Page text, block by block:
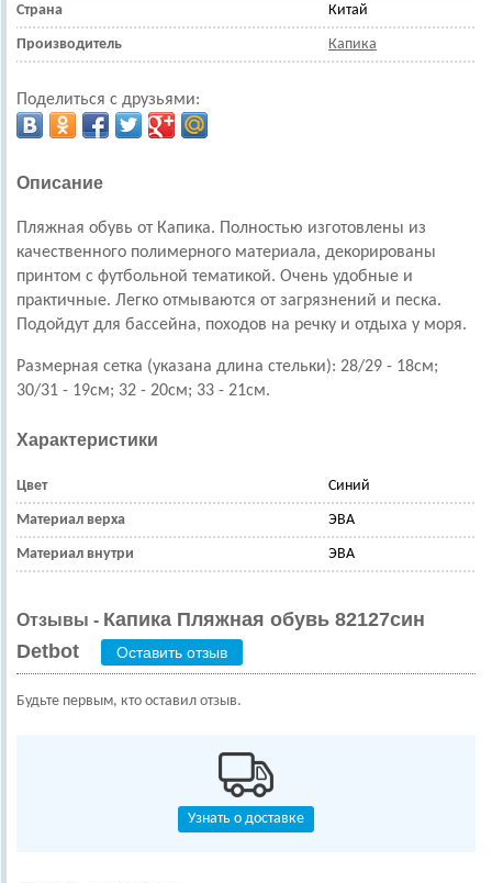
Страна Китай
Производитель Капика
Поделиться с друзьями:
Описание
Пляжная обувь от Капика. Полностью изготовлены из
качественного полимерного материала, декорированы
принтом с футбольной тематикой. Очень удобные и
практичные. Легко отмываются от загрязнений и песка.
Подойдут для бассейна, походов на речку и отдыха у моря.
Размерная сетка (указана длина стельки): 28/29 - 18см;
30/31 - 19см; 32 - 20см; 33 - 21см.
Характеристики
Цвет Синий
Материал верха ЭВА
Материал внутри ЭВА
Отзывы - Капика Пляжная обувь 82127син
Detbot
Оставить отзыв
Будьте первым, кто оставил отзыв.
Узнать о доставке